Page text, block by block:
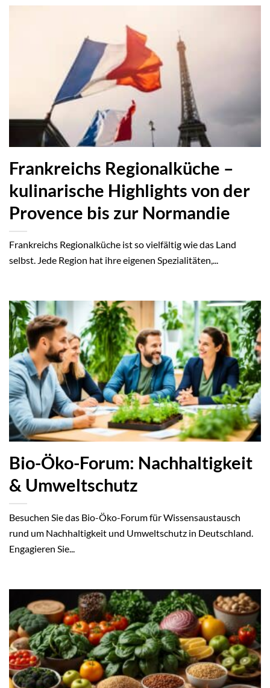
Frankreichs Regionalküche –
kulinarische Highlights von der
Provence bis zur Normandie
Frankreichs Regionalküche ist so vielfältig wie das Land
selbst. Jede Region hat ihre eigenen Spezialitäten,...
Bio-Öko-Forum: Nachhaltigkeit
& Umweltschutz
Besuchen Sie das Bio-Öko-Forum für Wissensaustausch
rund um Nachhaltigkeit und Umweltschutz in Deutschland.
Engagieren Sie...